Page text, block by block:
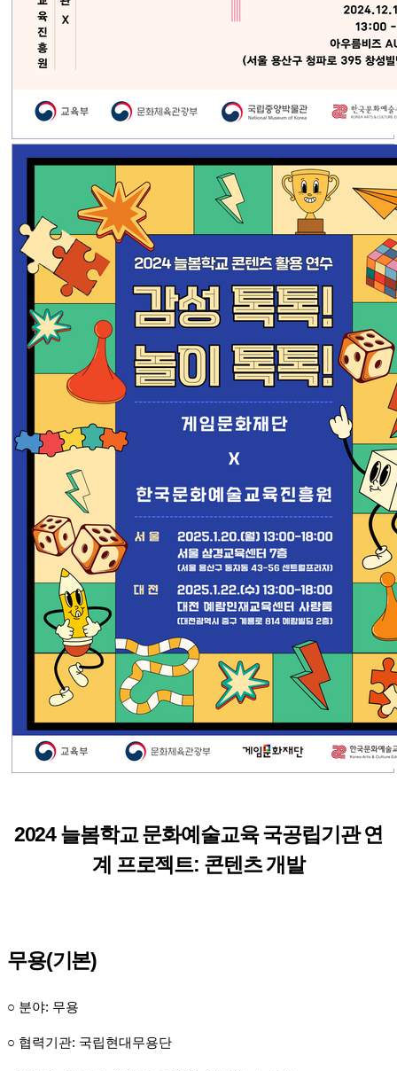
2024 늘봄학교 문화예술교육 국공립기관 연
계 프로젝트: 콘텐츠 개발
무용(기본)
○ 분야: 무용
○ 협력기관: 국립현대무용단